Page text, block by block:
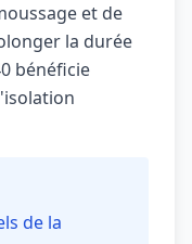
et de
la durée
bénéficie
de la